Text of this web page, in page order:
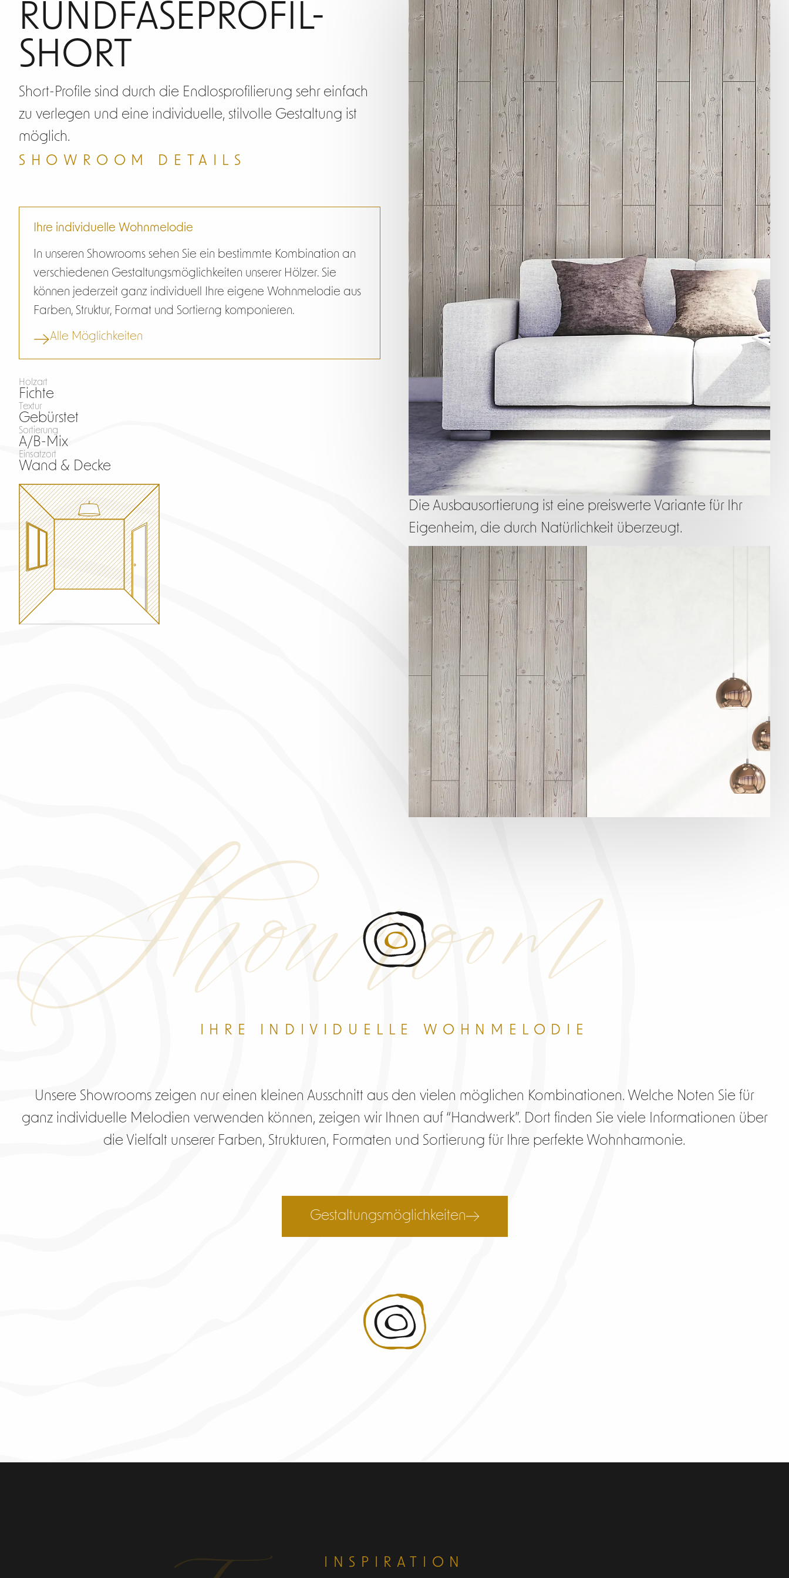
Rundfaseprofil-
Short
RUNDFASEPROFIL-
SHORT
Short-Profile sind durch die Endlosprofilierung sehr einfach
zu verlegen und eine individuelle, stilvolle Gestaltung ist
möglich.
SHOWROOM DETAILS
Ihre individuelle Wohnmelodie
In unseren Showrooms sehen Sie ein bestimmte Kombination an
verschiedenen Gestaltungsmöglichkeiten unserer Hölzer. Sie
können jederzeit ganz individuell Ihre eigene Wohnmelodie aus
Farben, Struktur, Format und Sortierng komponieren.
Alle Möglichkeiten
Holzart
Fichte
Textur
Gebürstet
Sortierung
A/B-Mix
Einsatzort
Wand & Decke
Die Ausbausortierung ist eine preiswerte Variante für Ihr
Eigenheim, die durch Natürlichkeit überzeugt.
Showroom
IHRE INDIVIDUELLE WOHNMELODIE
Unsere Showrooms zeigen nur einen kleinen Ausschnitt aus den vielen möglichen Kombinationen. Welche Noten Sie für
ganz individuelle Melodien verwenden können, zeigen wir Ihnen auf “Handwerk”. Dort finden Sie viele Informationen über
die Vielfalt unserer Farben, Strukturen, Formaten und Sortierung für Ihre perfekte Wohnharmonie.
Gestaltungsmöglichkeiten
INSPIRATION